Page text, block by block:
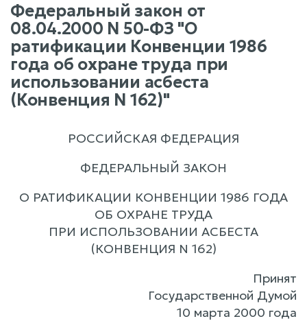
Федеральный закон от
08.04.2000 N 50-ФЗ "О
ратификации Конвенции 1986
года об охране труда при
использовании асбеста
(Конвенция N 162)"
РОССИЙСКАЯ ФЕДЕРАЦИЯ
ФЕДЕРАЛЬНЫЙ ЗАКОН
О РАТИФИКАЦИИ КОНВЕНЦИИ 1986 ГОДА
ОБ ОХРАНЕ ТРУДА
ПРИ ИСПОЛЬЗОВАНИИ АСБЕСТА
(КОНВЕНЦИЯ N 162)
Принят
Государственной Думой
10 марта 2000 года